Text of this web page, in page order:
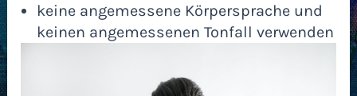
keine angemessene Körpersprache und
keinen angemessenen Tonfall verwenden